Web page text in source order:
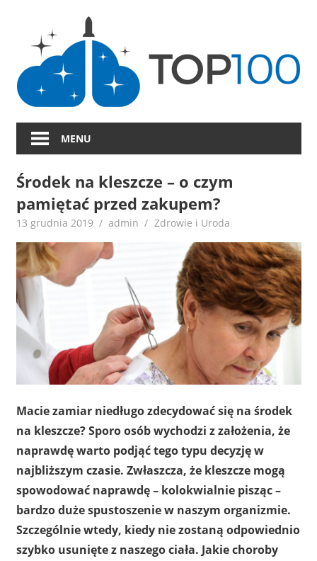
content
MENU
Środek na kleszcze – o czym
pamiętać przed zakupem?
13 grudnia 2019 admin Zdrowie i Uroda
Macie zamiar niedługo zdecydować się na środek
na kleszcze? Sporo osób wychodzi z założenia, że
naprawdę warto podjąć tego typu decyzję w
najbliższym czasie. Zwłaszcza, że kleszcze mogą
spowodować naprawdę – kolokwialnie pisząc –
bardzo duże spustoszenie w naszym organizmie.
Szczególnie wtedy, kiedy nie zostaną odpowiednio
szybko usunięte z naszego ciała. Jakie choroby